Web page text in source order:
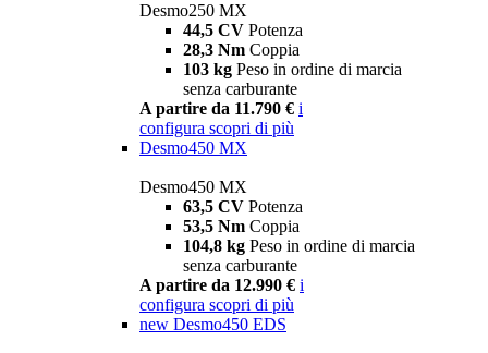
Desmo250 MX
44,5 CV Potenza
28,3 Nm Coppia
103 kg Peso in ordine di marcia
senza carburante
A partire da 11.790 € i
configura scopri di più
Desmo450 MX
Desmo450 MX
63,5 CV Potenza
53,5 Nm Coppia
104,8 kg Peso in ordine di marcia
senza carburante
A partire da 12.990 € i
configura scopri di più
new Desmo450 EDS